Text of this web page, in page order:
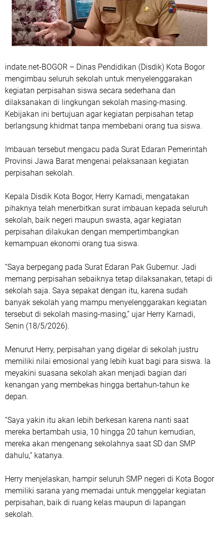
indate.net-BOGOR – Dinas Pendidikan (Disdik) Kota Bogor
mengimbau seluruh sekolah untuk menyelenggarakan
kegiatan perpisahan siswa secara sederhana dan
dilaksanakan di lingkungan sekolah masing-masing.
Kebijakan ini bertujuan agar kegiatan perpisahan tetap
berlangsung khidmat tanpa membebani orang tua siswa.
Imbauan tersebut mengacu pada Surat Edaran Pemerintah
Provinsi Jawa Barat mengenai pelaksanaan kegiatan
perpisahan sekolah.
Kepala Disdik Kota Bogor, Herry Karnadi, mengatakan
pihaknya telah menerbitkan surat imbauan kepada seluruh
sekolah, baik negeri maupun swasta, agar kegiatan
perpisahan dilakukan dengan mempertimbangkan
kemampuan ekonomi orang tua siswa.
“Saya berpegang pada Surat Edaran Pak Gubernur. Jadi
memang perpisahan sebaiknya tetap dilaksanakan, tetapi di
sekolah saja. Saya sepakat dengan itu, karena sudah
banyak sekolah yang mampu menyelenggarakan kegiatan
tersebut di sekolah masing-masing,” ujar Herry Karnadi,
Senin (18/5/2026).
Menurut Herry, perpisahan yang digelar di sekolah justru
memiliki nilai emosional yang lebih kuat bagi para siswa. Ia
meyakini suasana sekolah akan menjadi bagian dari
kenangan yang membekas hingga bertahun-tahun ke
depan.
“Saya yakin itu akan lebih berkesan karena nanti saat
mereka bertambah usia, 10 hingga 20 tahun kemudian,
mereka akan mengenang sekolahnya saat SD dan SMP
dahulu,” katanya.
Herry menjelaskan, hampir seluruh SMP negeri di Kota Bogor
memiliki sarana yang memadai untuk menggelar kegiatan
perpisahan, baik di ruang kelas maupun di lapangan
sekolah.